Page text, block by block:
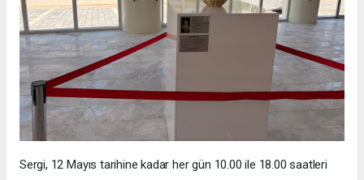
Sergi, 12 Mayıs tarihine kadar her gün 10.00 ile 18.00 saatleri